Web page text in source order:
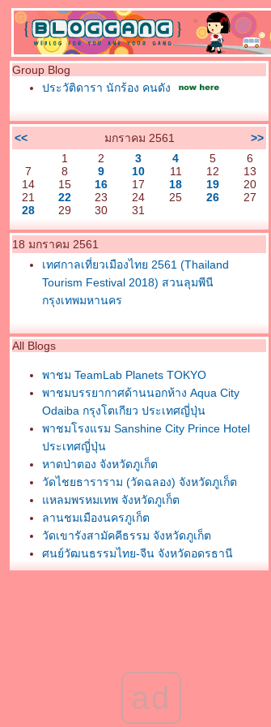
Group Blog
ประวัติดารา นักร้อง คนดัง
<< มกราคม 2561
>>
1
2 3 4 5
6
7
8 9 10 11 12
13
14
15 16 17 18 19
20
21
22 23 24 25 26
27
28
29 30 31
18 มกราคม 2561
เทศกาลเที่ยวเมืองไทย 2561 (Thailand
Tourism Festival 2018) สวนลุมพีนี
กรุงเทพมหานคร
All Blogs
พาชม TeamLab Planets TOKYO
พาชมบรรยากาศด้านนอกห้าง Aqua City
Odaiba กรุงโตเกียว ประเทศญี่ปุ่น
พาชมโรงแรม Sanshine City Prince Hotel
ประเทศญี่ปุ่น
หาดป่าตอง จังหวัดภูเก็ต
วัดไชยธาราราม (วัดฉลอง) จังหวัดภูเก็ต
หลมพรหมเทพ จังหวัดภูเก็ต
ลานชมเมืองนครภูเก็ต
วัดเขารังสามัคคีธรรม จังหวัดภูเก็ต
ศูนย์วัฒนธรรมไทย-จีน จังหวัดอุดรธานี
พระบรมธาตุธรรมเจดีย์ วัดโพธิสมภรณ์
กราบสักการะพระธาตถศรีสุราษฎร์
ad